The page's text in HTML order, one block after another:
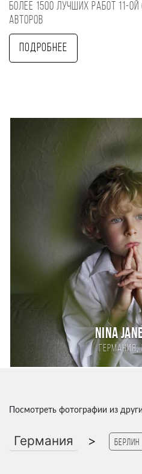
Более 1500 лучших работ 11-
авторов
Подробнее
Nina
Германия,
Посмотреть фотографии из
Германия > Берлин